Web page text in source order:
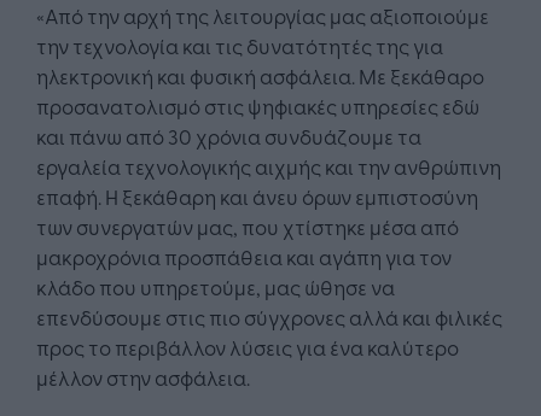
«Από την αρχή της λειτουργίας μας αξιοποιούμε
την τεχνολογία και τις δυνατότητές της για
ηλεκτρονική και φυσική ασφάλεια. Με ξεκάθαρο
προσανατολισμό στις ψηφιακές υπηρεσίες εδώ
και πάνω από 30 χρόνια συνδυάζουμε τα
εργαλεία τεχνολογικής αιχμής και την ανθρώπινη
επαφή. Η ξεκάθαρη και άνευ όρων εμπιστοσύνη
των συνεργατών μας, που χτίστηκε μέσα από
μακροχρόνια προσπάθεια και αγάπη για τον
κλάδο που υπηρετούμε, μας ώθησε να
επενδύσουμε στις πιο σύγχρονες αλλά και φιλικές
προς το περιβάλλον λύσεις για ένα καλύτερο
μέλλον στην ασφάλεια.